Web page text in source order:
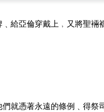
給亞倫穿戴上﹐又將聖裲
就憑著永遠的條例﹑得祭